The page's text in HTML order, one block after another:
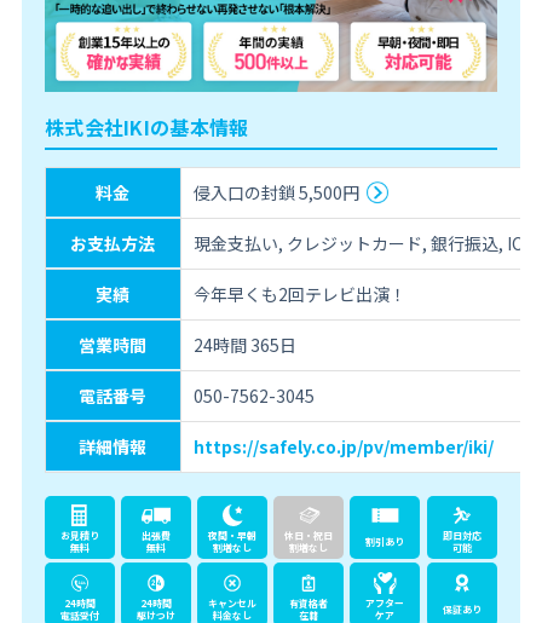
株式会社IKIの基本情報
料金 侵入口の封鎖 5,500円
お支払方法 現金支払い, クレジットカード, 銀行振込, IC
実績 今年早くも2回テレビ出演！
営業時間 24時間 365日
電話番号 050-7562-3045
詳細情報 https://safely.co.jp/pv/member/iki/
お見積り
無料
出張費
無料
夜間・早朝
割増なし
休日・祝日
割増なし
割引あり
即日対応
可能
24時間
電話受付
24時間
駆けつけ
キャンセル
料金なし
有資格者
在籍
アフター
ケア
保証あり